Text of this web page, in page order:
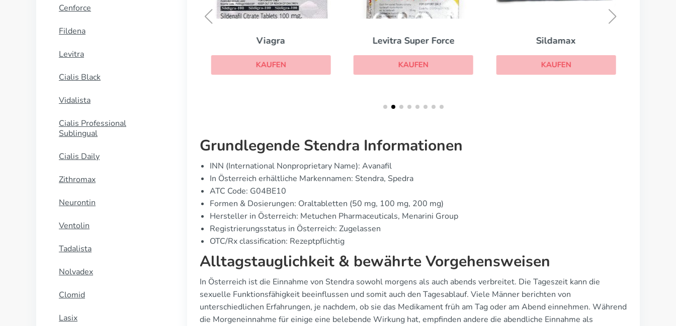
Cenforce
Fildena
Levitra
Cialis Black
Vidalista
Cialis Professional
Sublingual
Cialis Daily
Zithromax
Neurontin
Ventolin
Tadalista
Nolvadex
Clomid
Lasix
Viagra
KAUFEN
Levitra Super Force
KAUFEN
Sildamax
KAUFEN
Grundlegende Stendra Informationen
INN (International Nonproprietary Name): Avanafil
In Österreich erhältliche Markennamen: Stendra, Spedra
ATC Code: G04BE10
Formen & Dosierungen: Oraltabletten (50 mg, 100 mg, 200 mg)
Hersteller in Österreich: Metuchen Pharmaceuticals, Menarini Group
Registrierungsstatus in Österreich: Zugelassen
OTC/Rx classification: Rezeptpflichtig
Alltagstauglichkeit & bewährte Vorgehensweisen
In Österreich ist die Einnahme von Stendra sowohl morgens als auch abends verbreitet. Die Tageszeit kann die
sexuelle Funktionsfähigkeit beeinflussen und somit auch den Tagesablauf. Viele Männer berichten von
unterschiedlichen Erfahrungen, je nachdem, ob sie das Medikament früh am Tag oder am Abend einnehmen. Während
die Morgeneinnahme für einige eine belebende Wirkung hat, empfinden andere die abendliche Einnahme als